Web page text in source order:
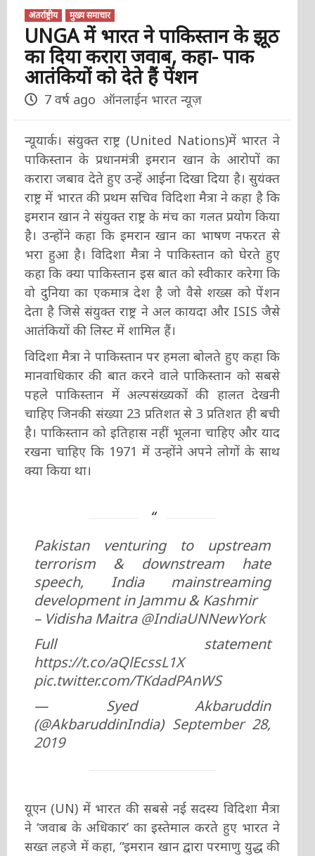
अंतर्राष्ट्रीय मुख्य समाचार
UNGA में भारत ने पाकिस्तान के झूठ
का दिया करारा जवाब, कहा- पाक
आतंकियों को देते हैं पेंशन
7 वर्ष ago ऑनलाईन भारत न्यूज़
न्यूयार्क। संयुक्त राष्ट्र (United Nations)में भारत ने
पाकिस्तान के प्रधानमंत्री इमरान खान के आरोपों का
करारा जबाव देते हुए उन्हें आईना दिखा दिया है। सुयंक्त
राष्ट्र में भारत की प्रथम सचिव विदिशा मैत्रा ने कहा है कि
इमरान खान ने संयुक्त राष्ट्र के मंच का गलत प्रयोग किया
है। उन्होंने कहा कि इमरान खान का भाषण नफरत से
भरा हुआ है। विदिशा मैत्रा ने पाकिस्तान को घेरते हुए
कहा कि क्या पाकिस्तान इस बात को स्वीकार करेगा कि
वो दुनिया का एकमात्र देश है जो वैसे शख्स को पेंशन
देता है जिसे संयुक्त राष्ट्र ने अल कायदा और ISIS जैसे
आतंकियों की लिस्ट में शामिल हैं।
विदिशा मैत्रा ने पाकिस्तान पर हमला बोलते हुए कहा कि
मानवाधिकार की बात करने वाले पाकिस्तान को सबसे
पहले पाकिस्तान में अल्पसंख्यकों की हालत देखनी
चाहिए जिनकी संख्या 23 प्रतिशत से 3 प्रतिशत ही बची
है। पाकिस्तान को इतिहास नहीं भूलना चाहिए और याद
रखना चाहिए कि 1971 में उन्होंने अपने लोगों के साथ
क्या किया था।
Pakistan venturing to upstream
terrorism & downstream hate
speech, India mainstreaming
development in Jammu & Kashmir
– Vidisha Maitra @IndiaUNNewYork
Full statement
https://t.co/aQlEcssL1X
pic.twitter.com/TKdadPAnWS
— Syed Akbaruddin
(@AkbaruddinIndia) September 28,
2019
यूएन (UN) में भारत की सबसे नई सदस्य विदिशा मैत्रा
ने ‘जवाब के अधिकार’ का इस्तेमाल करते हुए भारत ने
सख्त लहजे में कहा, “इमरान खान द्वारा परमाणु युद्ध की